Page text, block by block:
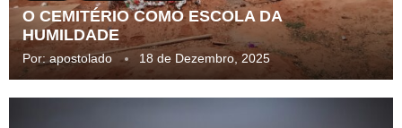
O CEMITÉRIO COMO ESCOLA DA
HUMILDADE
Por: apostolado 18 de Dezembro, 2025